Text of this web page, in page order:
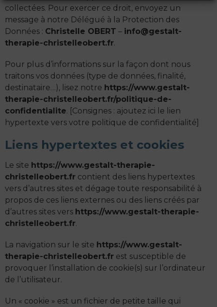
collectées. Pour exercer ce droit, envoyez un
message à notre Délégué à la Protection des
Données : Christelle OBERT – info@gestalt-
therapie-christelleobert.fr.
Pour plus d’informations sur la façon dont nous
traitons vos données (type de données, finalité,
destinataire…), lisez notre https://www.gestalt-
therapie-christelleobert.fr/politique-de-
confidentialite. [Consignes : ajoutez ici le lien
hypertexte vers votre politique de confidentialité]
Liens hypertextes et cookies
Le site https://www.gestalt-therapie-
christelleobert.fr contient des liens hypertextes
vers d’autres sites et dégage toute responsabilité à
propos de ces liens externes ou des liens créés par
d’autres sites vers https://www.gestalt-therapie-
christelleobert.fr.
La navigation sur le site https://www.gestalt-
therapie-christelleobert.fr est susceptible de
provoquer l’installation de cookie(s) sur l’ordinateur
de l’utilisateur.
Un « cookie » est un fichier de petite taille qui